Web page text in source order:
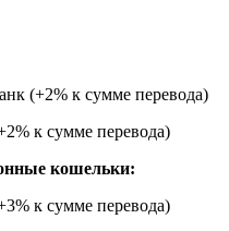
(+2% к сумме перевода)
к сумме перевода)
кошельки:
к сумме перевода)